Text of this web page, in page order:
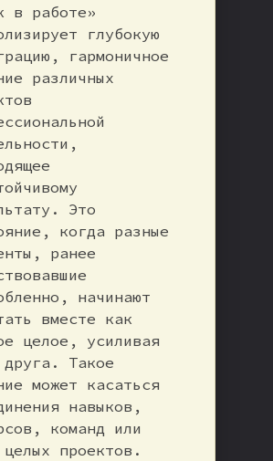
в работе»
глубокую
гармоничное
различных
Это
когда разные
ранее
начинают
вместе как
целое, усиливая
Такое
может касаться
навыков,
команд или
проектов.